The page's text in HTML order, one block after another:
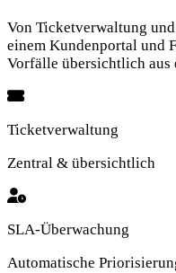
Von Ticketverwaltung
einem Kundenportal und
Vorfälle übersichtlich aus
Ticketverwaltung
Zentral & übersichtlich
SLA-Überwachung
Automatische